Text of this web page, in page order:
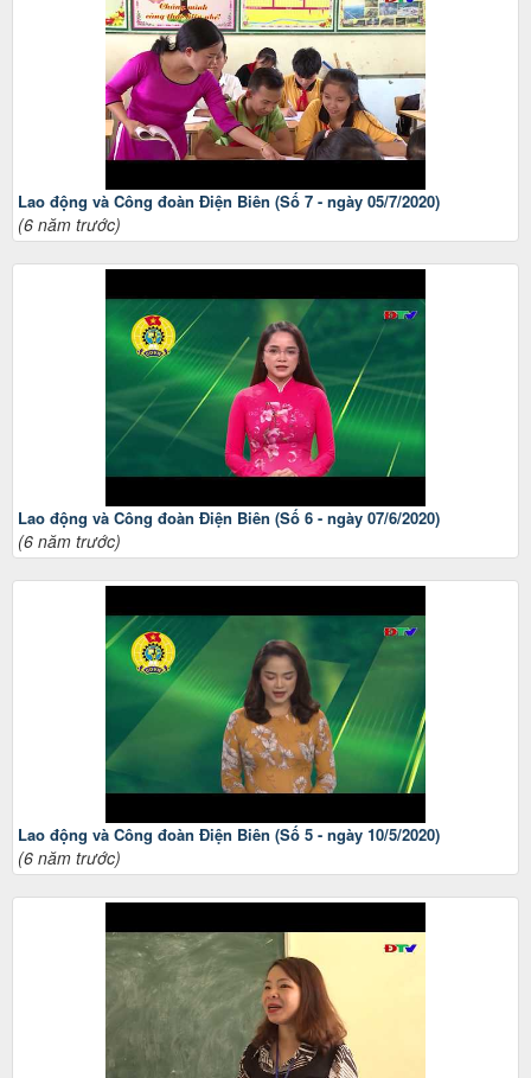
Lao động và Công đoàn Điện Biên (Số 7 - ngày 05/7/2020)
(6 năm trước)
Lao động và Công đoàn Điện Biên (Số 6 - ngày 07/6/2020)
(6 năm trước)
Lao động và Công đoàn Điện Biên (Số 5 - ngày 10/5/2020)
(6 năm trước)